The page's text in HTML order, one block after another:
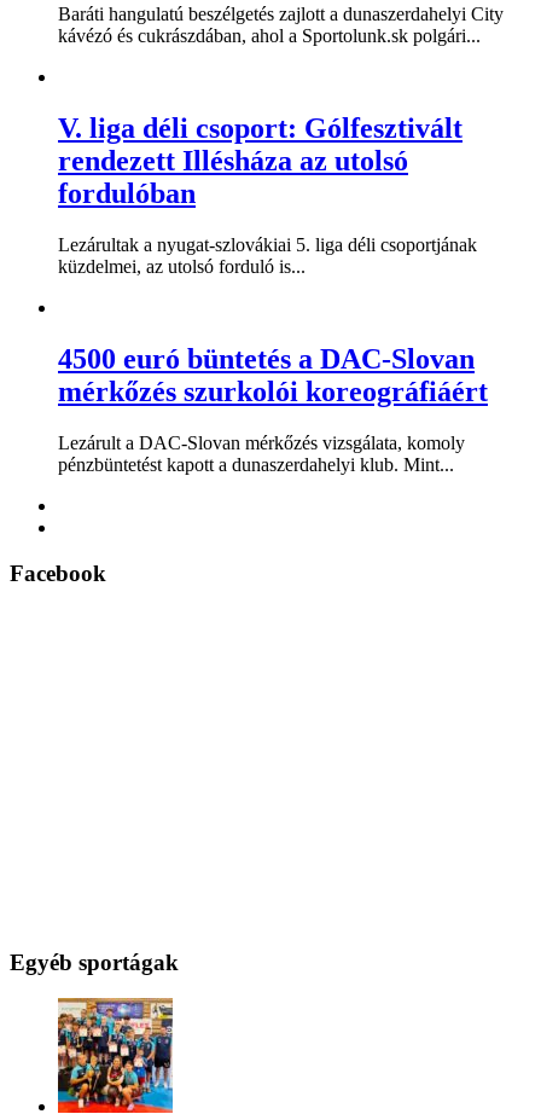
Baráti hangulatú beszélgetés zajlott a dunaszerdahelyi City
kávézó és cukrászdában, ahol a Sportolunk.sk polgári...
V. liga déli csoport: Gólfesztivált
rendezett Illésháza az utolsó
fordulóban
Lezárultak a nyugat-szlovákiai 5. liga déli csoportjának
küzdelmei, az utolsó forduló is...
4500 euró büntetés a DAC-Slovan
mérkőzés szurkolói koreográfiáért
Lezárult a DAC-Slovan mérkőzés vizsgálata, komoly
pénzbüntetést kapott a dunaszerdahelyi klub. Mint...
Facebook
Egyéb sportágak